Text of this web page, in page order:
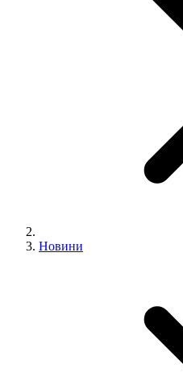
Новини